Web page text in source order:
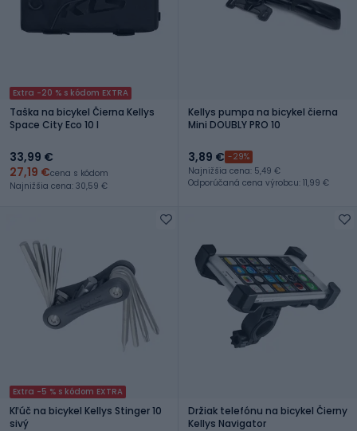
Extra -20 % s kódom EXTRA
Taška na bicykel Čierna Kellys
Space City Eco 10 l
33,99 €
27,19 €cena s kódom
Najnižšia cena: 30,59 €
Kellys pumpa na bicykel čierna
Mini DOUBLY PRO 10
3,89 € -29%
Najnižšia cena: 5,49 €
Odporúčaná cena výrobcu: 11,99 €
Extra -5 % s kódom EXTRA
Kľúč na bicykel Kellys Stinger 10
sivý
Držiak telefónu na bicykel Čierny
Kellys Navigator